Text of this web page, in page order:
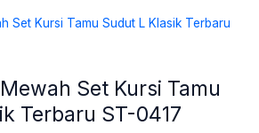
Set Kursi Tamu
Terbaru ST-0417